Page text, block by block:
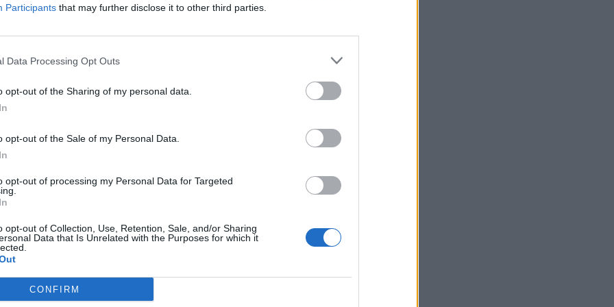
Participants that may further disclose it to other third parties.
Data Processing Opt Outs
opt-out of the Sharing of my personal data.
opt-out of the Sale of my Personal Data.
opt-out of processing my Personal Data for Targeted
opt-out of Collection, Use, Retention, Sale, and/or Sharing
Data that Is Unrelated with the Purposes for which it
CONFIRM
generací lesníků z Brd. Klobouček je také symbolem
hospodařit přírodě blízkým způsobem,“
lesnické rodině.
vrchu VLS fakticky opakují postup, který vedl
vypadat, můžeme vidět na východní straně Kloboučku
studánky. Zde se začalo s prořeďováním smrčin ve
na příznivém stanovišti vznikly nárosty bohatého
Novotný.
plně v souladu s projektem přírodě blízkého způsobu
s podporou environmentálního programu LIFE
brdské lesy na klimatickou změnu.
změnit v pestré porosty, jsou z hlediska změny